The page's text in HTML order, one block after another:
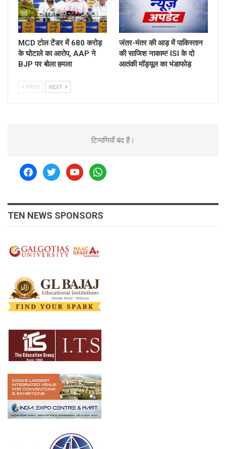
MCD टोल टेंडर में 680 करोड़
के घोटाले का आरोप, AAP ने
BJP पर बोला हमला
जंतर-मंतर की आड़ में पाकिस्तान
की साजिश नाकाम! ISI के दो
आतंकी मॉड्यूल का भंडाफोड़
PREV NEXT
टिप्पणियाँ बंद हैं।
facebooktwitteryoutubewhatsapp
TEN NEWS SPONSORS